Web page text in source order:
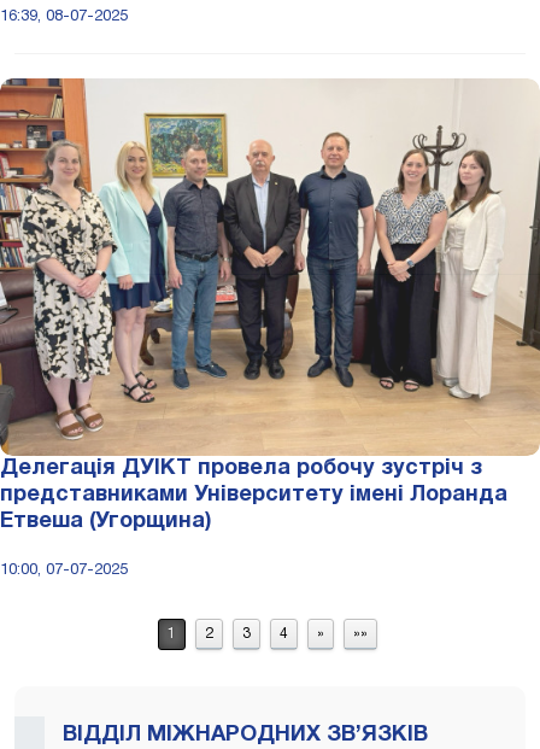
16:39, 08-07-2025
Делегація ДУІКТ провела робочу зустріч з
представниками Університету імені Лоранда
Етвеша (Угорщина)
10:00, 07-07-2025
1 2 3 4 » »»
ВІДДІЛ МІЖНАРОДНИХ ЗВ’ЯЗКІВ